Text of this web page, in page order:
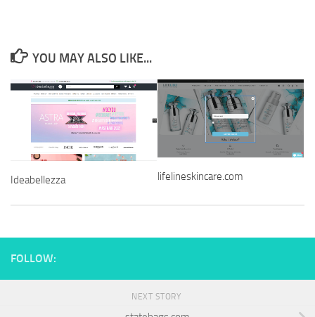
YOU MAY ALSO LIKE...
Ideabellezza lifelineskincare.com
FOLLOW:
NEXT STORY